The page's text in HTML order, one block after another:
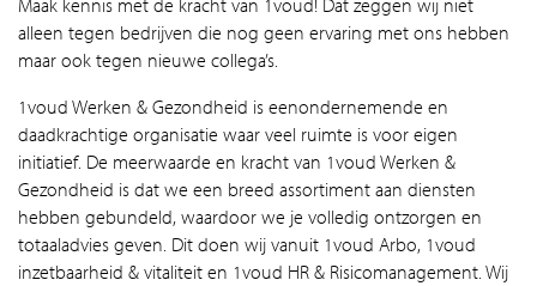
Maak kennis met de kracht van 1voud! Dat zeggen wij niet
alleen tegen bedrijven die nog geen ervaring met ons hebben
maar ook tegen nieuwe collega’s.
1voud Werken & Gezondheid is eenondernemende en
daadkrachtige organisatie waar veel ruimte is voor eigen
initiatief. De meerwaarde en kracht van 1voud Werken &
Gezondheid is dat we een breed assortiment aan diensten
hebben gebundeld, waardoor we je volledig ontzorgen en
totaaladvies geven. Dit doen wij vanuit 1voud Arbo, 1voud
inzetbaarheid & vitaliteit en 1voud HR & Risicomanagement. Wij